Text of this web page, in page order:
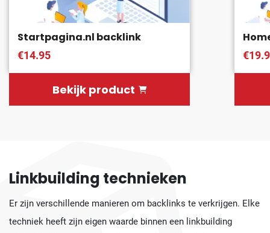
Startpagina.nl backlink
€14.95
Bekijk product
Linkbuilding technieken
Er zijn verschillende manieren om backlinks te verkrijgen. Elke
techniek heeft zijn eigen waarde binnen een linkbuilding